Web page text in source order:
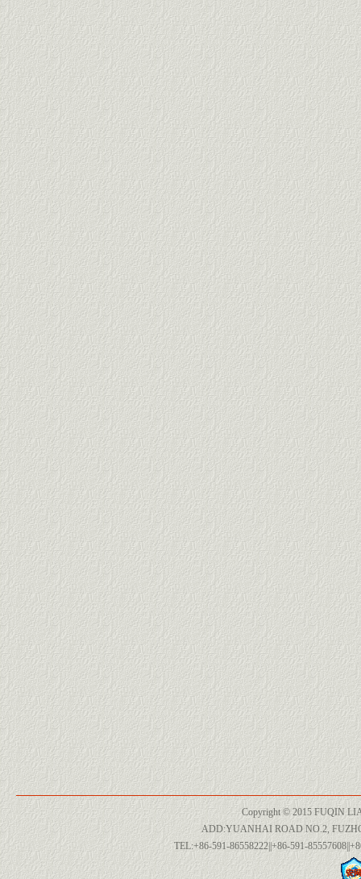
Copyright © 2015 FUQIN
ADD:YUANHAI ROAD NO.2,
TEL:+86-591-86558222||+86-591-